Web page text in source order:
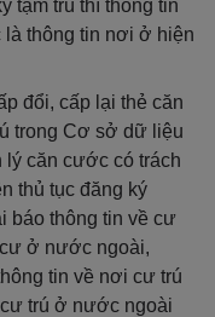
tạm trú thì thông tin
thông tin nơi ở hiện
đổi, cấp lại thẻ căn
trong Cơ sở dữ liệu
căn cước có trách
thủ tục đăng ký
báo thông tin về cư
ở nước ngoài,
tin về nơi cư trú
trú ở nước ngoài